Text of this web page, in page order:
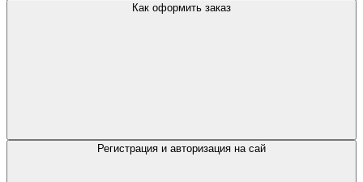
Как оформить заказ
Регистрация и авторизация на сай